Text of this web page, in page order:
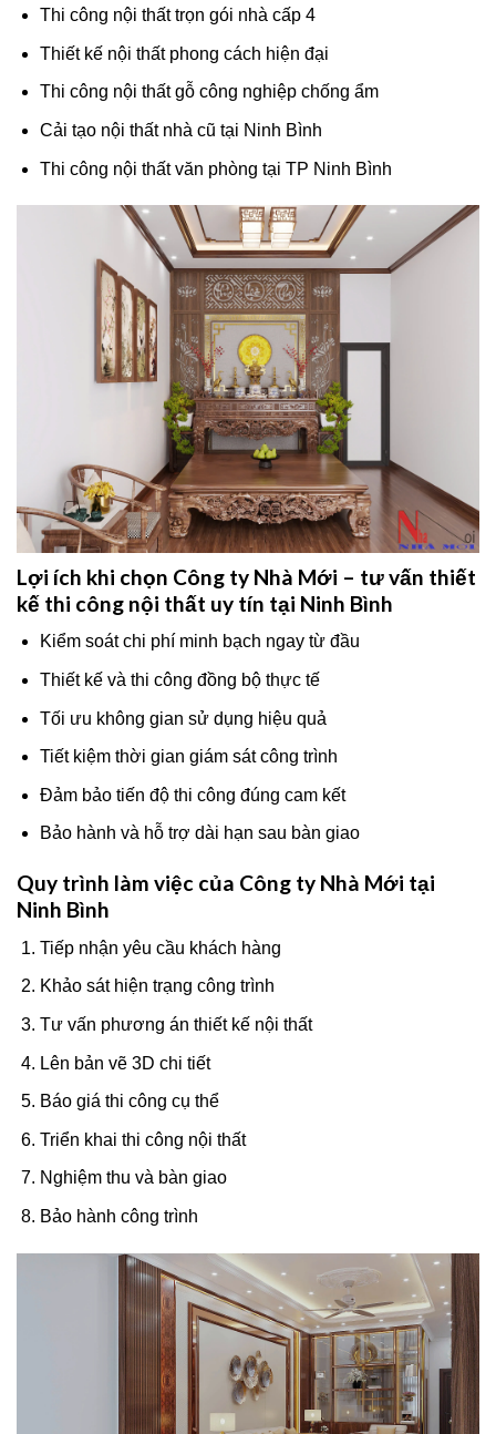
Thi công nội thất trọn gói nhà cấp 4
Thiết kế nội thất phong cách hiện đại
Thi công nội thất gỗ công nghiệp chống ẩm
Cải tạo nội thất nhà cũ tại Ninh Bình
Thi công nội thất văn phòng tại TP Ninh Bình
Lợi ích khi chọn Công ty Nhà Mới – tư vấn thiết
kế thi công nội thất uy tín tại Ninh Bình
Kiểm soát chi phí minh bạch ngay từ đầu
Thiết kế và thi công đồng bộ thực tế
Tối ưu không gian sử dụng hiệu quả
Tiết kiệm thời gian giám sát công trình
Đảm bảo tiến độ thi công đúng cam kết
Bảo hành và hỗ trợ dài hạn sau bàn giao
Quy trình làm việc của Công ty Nhà Mới tại
Ninh Bình
Tiếp nhận yêu cầu khách hàng
Khảo sát hiện trạng công trình
Tư vấn phương án thiết kế nội thất
Lên bản vẽ 3D chi tiết
Báo giá thi công cụ thể
Triển khai thi công nội thất
Nghiệm thu và bàn giao
Bảo hành công trình